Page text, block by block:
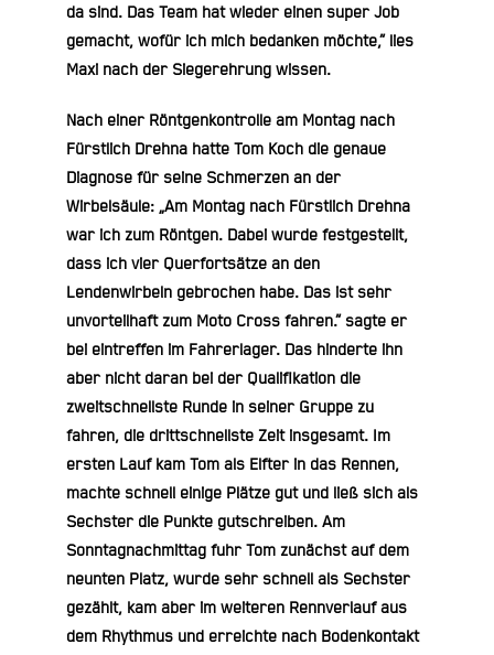
da sind. Das Team hat wieder einen super Job
gemacht, wofür ich mich bedanken möchte,“ lies
Maxi nach der Siegerehrung wissen.
Nach einer Röntgenkontrolle am Montag nach
Fürstlich Drehna hatte Tom Kochdie genaue
Diagnose für seine Schmerzen an der
Wirbelsäule: „Am Montag nach Fürstlich Drehna
war ich zum Röntgen. Dabei wurde festgestellt,
dass ich vier Querfortsätze an den
Lendenwirbeln gebrochen habe. Das ist sehr
unvorteilhaft zum Moto Cross fahren.“ sagte er
bei eintreffen im Fahrerlager. Das hinderte ihn
aber nicht daran bei der Qualifikation die
zweitschnellste Runde in seiner Gruppe zu
fahren, die drittschnellste Zeit insgesamt. Im
ersten Lauf kam Tom als Elfter in das Rennen,
machte schnell einige Plätze gut und ließ sich als
Sechster die Punkte gutschreiben. Am
Sonntagnachmittag fuhr Tom zunächst auf dem
neunten Platz, wurde sehr schnell als Sechster
gezählt, kam aber im weiteren Rennverlauf aus
dem Rhythmus und erreichte nach Bodenkontakt